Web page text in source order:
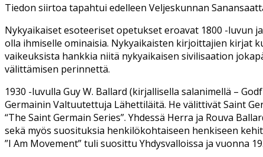
Tiedon siirtoa tapahtui edelleen Veljeskunnan
Nykyaikaiset esoteeriset opetukset eroavat 1800 -luvun
olla ihmiselle ominaisia. Nykyaikaisten kirjoittajien kirjat
vaikeuksista hankkia niitä nykyaikaisen sivilisaation
välittämisen perinnettä.
1930 -luvulla Guy W. Ballard (kirjallisella salanimellä –
Germainin Valtuutettuja Lähettiläitä. He välittivät Saint
“The Saint Germain Series”. Yhdessä Herra ja Rouva
sekä myös suosituksia henkilökohtaiseen henkiseen
”I Am Movement” tuli suosittu Yhdysvalloissa ja vuonna